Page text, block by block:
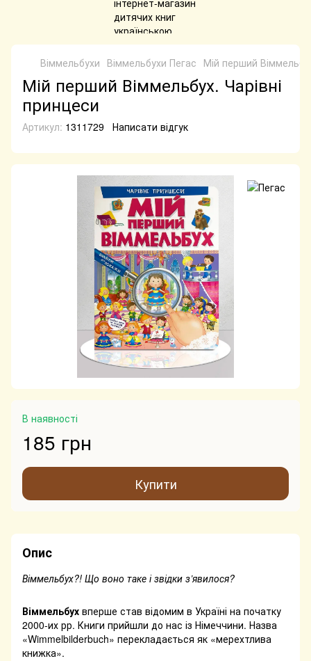
Віммельбухи Віммельбухи Пегас ​Мій перший
​Мій перший Віммельбух. Чарівні
принцеси
Артикул: 1311729 Написати відгук
В наявності
185 грн
Купити
Опис
Віммельбух?! Що воно таке і звідки з’явилося?
Віммельбух вперше став відомим в Україні на початку
2000-их рр. Книги прийшли до нас із Німеччини. Назва
«Wimmelbilderbuch» перекладається як «мерехтлива
книжка».